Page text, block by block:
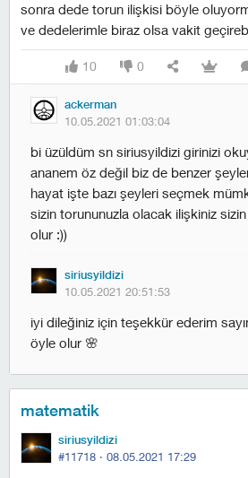
sonra dede torun ilişkisi böyle
ve dedelerimle biraz olsa vakit
10 0
ackerman
10.05.2021 01:03:04
bi üzüldüm sn siriusyildizi girinizi
ananem öz değil biz de benzer
hayat işte bazı şeyleri seçmek
sizin torununuzla olacak ilişkiniz
olur :))
siriusyildizi
10.05.2021 20:51:53
i̇yi dileğiniz için teşekkür ederim
öyle olur 🌸
matematik
siriusyildizi
#11718 · 08.05.2021 17:29